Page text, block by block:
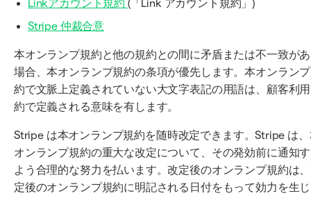
Linkアカウント規約 (「Link アカウント規約」)
Stripe 仲裁合意
本オンランプ規約と他の規約との間に矛盾または不一致が
場合、本オンランプ規約の条項が優先します。本オンラン
約で文脈上定義されていない大文字表記の用語は、顧客利
約で定義される意味を有します。
Stripe は本オンランプ規約を随時改定できます。Stripe は
オンランプ規約の重大な改定について、その発効前に通知
よう合理的な努力を払います。改定後のオンランプ規約は
定後のオンランプ規約に明記される日付をもって効力を生